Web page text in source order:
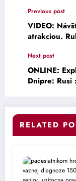
Previous post
VIDEO:
atrakciou.
Next post
ONLINE:
Dnipre: Rusi
RELATED